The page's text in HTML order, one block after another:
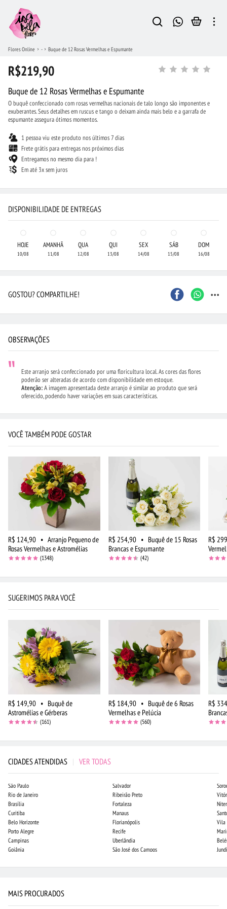
Flores Online - Buque de 12 Rosas Vermelhas e Espumante
R$219,90
Buque de 12 Rosas Vermelhas e Espumante
O buquê confeccionado com rosas vermelhas nacionais de talo longo são imponentes e
exuberantes. Seus detalhes em ruscus e tango o deixam ainda mais belo e a garrafa de
espumante assegura ótimos momentos.
1 pessoa viu este produto nos últimos 7 dias
Frete grátis para entregas nos próximos dias
Entregamos no mesmo dia para !
Em até 3x sem juros
DISPONIBILIDADE DE ENTREGAS
HOJE
10/08
AMANHÃ
11/08
QUA
12/08
QUI
13/08
SEX
14/08
SÁB
15/08
DOM
16/08
GOSTOU? COMPARTILHE! ...
OBSERVAÇÕES
Este arranjo será confeccionado por uma floricultura local. As cores das flores
poderão ser alteradas de acordo com disponibilidade em estoque.
Atenção:A imagem apresentada deste arranjo é similar ao produto que será
oferecido, podendo haver variações em suas características.
VOCÊ TAMBÉM PODE GOSTAR
R$ 124,90 • Arranjo Pequeno de
Rosas Vermelhas e Astromélias
(1348)
R$ 254,90 • Buquê de 15 Rosas
Brancas e Espumante
(42)
R$
SUGERIMOS PARA VOCÊ
R$ 149,90 • Buquê de
Astromélias e Gérberas
(161)
R$ 184,90 • Buquê de 6 Rosas
Vermelhas e Pelúcia
(560)
R$
CIDADES ATENDIDAS | VER TODAS
São Paulo
Rio de Janeiro
Brasília
Curitiba
Belo Horizonte
Porto Alegre
Campinas
Goiânia
Salvador
Ribeirão Preto
Fortaleza
Manaus
Florianópolis
Recife
Uberlândia
São José dos Campos
Vila
MAIS PROCURADOS